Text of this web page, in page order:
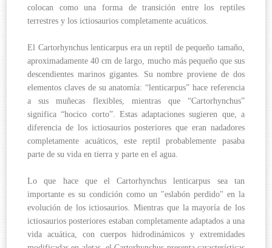
colocan como una forma de transición entre los reptiles
terrestres y los ictiosaurios completamente acuáticos.
El Cartorhynchus lenticarpus era un reptil de pequeño tamaño,
aproximadamente 40 cm de largo, mucho más pequeño que sus
descendientes marinos gigantes. Su nombre proviene de dos
elementos claves de su anatomía: “lenticarpus” hace referencia
a sus muñecas flexibles, mientras que “Cartorhynchus”
significa “hocico corto”. Estas adaptaciones sugieren que, a
diferencia de los ictiosaurios posteriores que eran nadadores
completamente acuáticos, este reptil probablemente pasaba
parte de su vida en tierra y parte en el agua.
Lo que hace que el Cartorhynchus lenticarpus sea tan
importante es su condición como un "eslabón perdido" en la
evolución de los ictiosaurios. Mientras que la mayoría de los
ictiosaurios posteriores estaban completamente adaptados a una
vida acuática, con cuerpos hidrodinámicos y extremidades